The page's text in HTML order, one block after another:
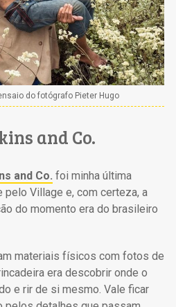
do fotógrafo Pieter Hugo
and Co.
and Co. foi minha última
Village e, com certeza, a
do momento era do brasileiro
materiais físicos com fotos de
era descobrir onde o
e rir de si mesmo. Vale ficar